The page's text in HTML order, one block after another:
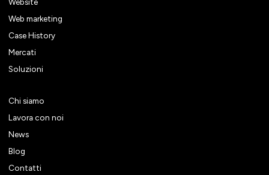
Web marketing
Case History
Mercati
Soluzioni
Chi siamo
Lavora con noi
News
Blog
Contatti